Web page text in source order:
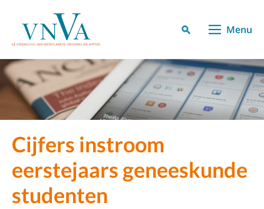
Menu
Cijfers instroom
eerstejaars geneeskunde
studenten